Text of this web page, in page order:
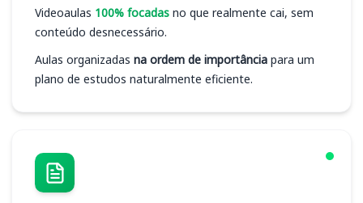
Videoaulas 100% focadas no que realmente cai, sem
conteúdo desnecessário.
Aulas organizadas na ordem de importância para um
plano de estudos naturalmente eficiente.